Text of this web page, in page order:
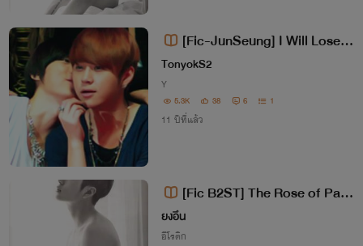
[Fic-JunSeung] I Will Lose M
y Mind เมียผมเป็นผู้ชายครับ NC
TonyokS2
Y
5.3K 38 6 1
11 ปีที่แล้ว
[Fic B2ST] The Rose of Pain
ร้ายยังไง ใจก็รัก NC
ยงอึน
อีโรติก